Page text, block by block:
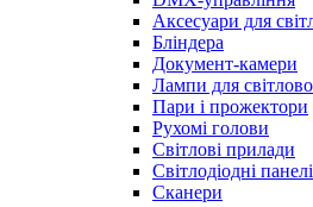
Аксесуари для
Бліндера
Документ-камери
Лампи для
Пари і прожектори
Рухомі голови
Світлові прилади
Світлодіодні панелі
Сканери